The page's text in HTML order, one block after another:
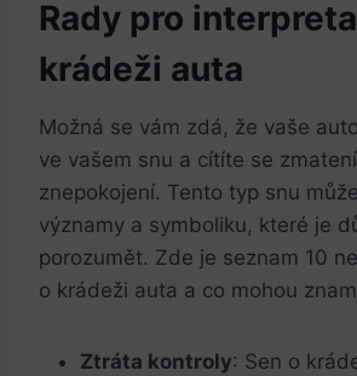
Rady pro
krádeži auta
Možná se vám zdá, že vaše
ve vašem snu a cítíte se
znepokojení. Tento typ snu
významy a symboliku, které je
porozumět. Zde je seznam 10
o krádeži auta⁣ a co mohou
Ztráta kontroly: Sen o